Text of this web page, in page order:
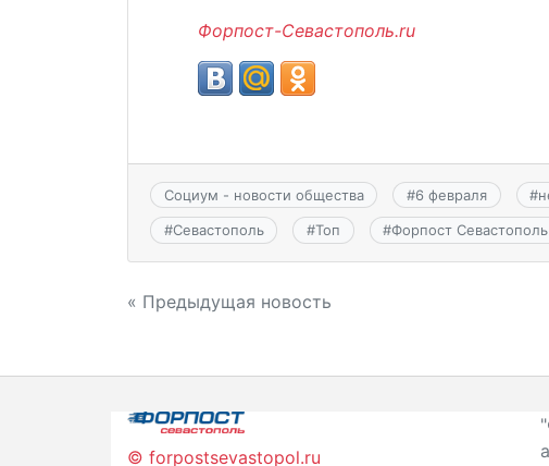
Форпост-Севастополь.ru
Социум - новости общества #6 февраля #
#Севастополь #Топ #Форпост Севастополь
Навигация
записям
« Предыдущая новость
© forpostsevastopol.ru